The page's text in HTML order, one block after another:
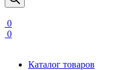
0
0
Каталог товаров